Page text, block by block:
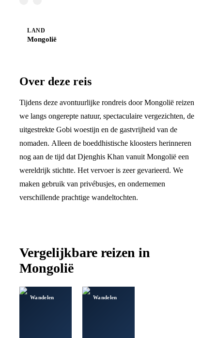
LAND
Mongolië
Over deze reis
Tijdens deze avontuurlijke rondreis door Mongolië reizen
we langs ongerepte natuur, spectaculaire vergezichten, de
uitgestrekte Gobi woestijn en de gastvrijheid van de
nomaden. Alleen de boeddhistische kloosters herinneren
nog aan de tijd dat Djenghis Khan vanuit Mongolië een
wereldrijk stichtte. Het vervoer is zeer gevarieerd. We
maken gebruik van privébusjes, en ondernemen
verschillende prachtige wandeltochten.
Vergelijkbare reizen in
Mongolië
Wandelen Wandelen